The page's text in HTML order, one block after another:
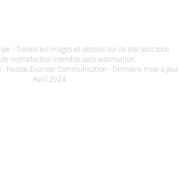
- Toutes les images et dessins sur ce site sont sous
reproduction interdite sans autorisation.
: Nicolas Evariste Communication - Dernière mise à jour
: Avril 2024